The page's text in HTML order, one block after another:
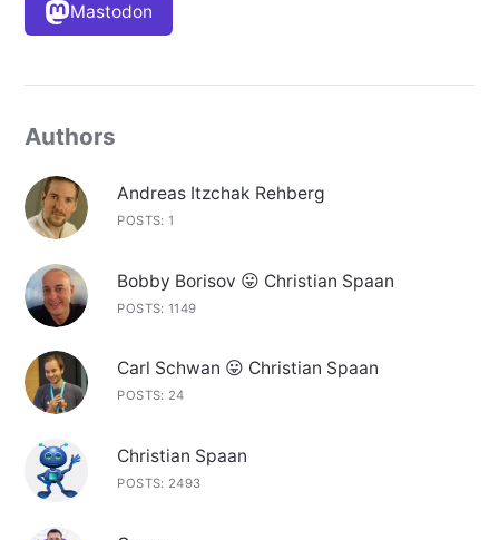
Mastodon
Authors
Andreas Itzchak Rehberg
POSTS: 1
Bobby Borisov 😛 Christian Spaan
POSTS: 1149
Carl Schwan 😛 Christian Spaan
POSTS: 24
Christian Spaan
POSTS: 2493